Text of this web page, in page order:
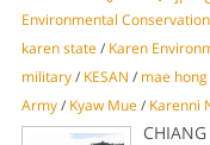
Environmental
karen state/ Karen
military/ KESAN / mae
Army/ Kyaw Mue/ Karenni